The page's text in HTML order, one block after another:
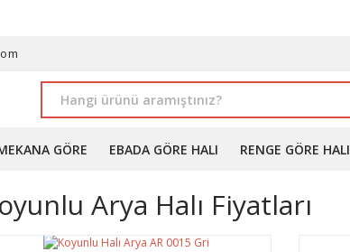
GÖRE EBADA GÖRE HALI RENGE GÖRE HALI
Arya Halı Fiyatları